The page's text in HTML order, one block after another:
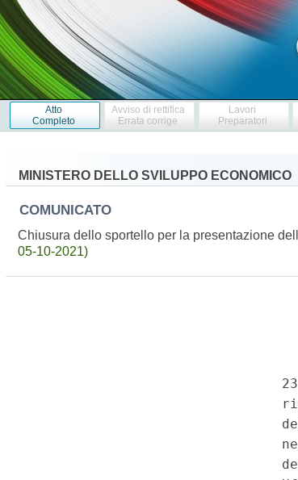
Atto
Completo
Avviso di rettifica
Errata corrige
Lavori
Preparatori
MINISTERO DELLO SVILUPPO ECONOMICO
COMUNICATO
Chiusura dello sportello per la presentazione
05-10-2021)